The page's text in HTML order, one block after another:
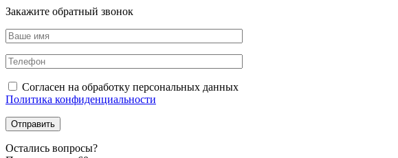
Закажите обратный звонок
Согласен на обработку персональных данных
Политика конфиденциальности
Оcтались вопросы?